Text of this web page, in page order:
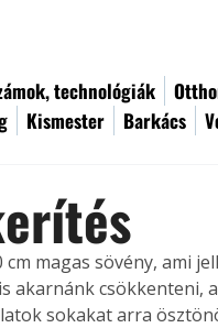
technológiák
Kismester Barkács
magas sövény, ami
akarnánk csökkenteni,
sokakat arra